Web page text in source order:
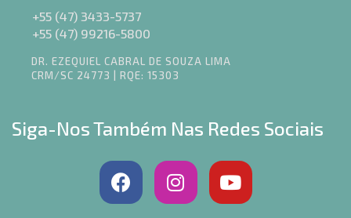
+55 (47) 3433-5737
+55 (47) 99216-5800
DR. EZEQUIEL CABRAL DE SOUZA LIMA
CRM/SC 24773 | RQE: 15303
Siga-Nos Também Nas Redes Sociais